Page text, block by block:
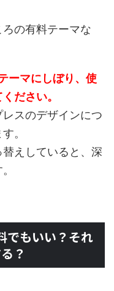
の有料テーマな
ーマにしぼり、使
ださい。
スのデザインにつ
。
えしていると、深
でもいい？それ
？